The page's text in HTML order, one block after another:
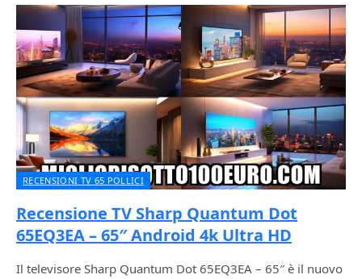
RECENSIONI TV 65 POLLICI
Recensione TV Sharp Quantum Dot
65EQ3EA – 65″ Android 4k Ultra HD
Il televisore Sharp Quantum Dot 65EQ3EA – 65″ è il nuovo